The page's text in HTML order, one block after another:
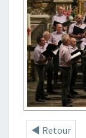
◄ Retour